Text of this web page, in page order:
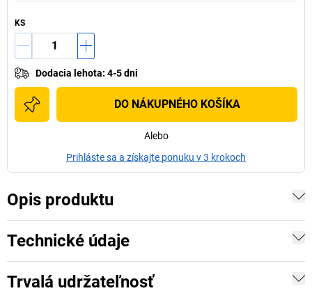
KS
Dodacia lehota: 4-5 dni
DO NÁKUPNÉHO KOŠÍKA
Alebo
Prihláste sa a získajte ponuku v 3 krokoch
Opis produktu
Technické údaje
Trvalá udržateľnosť